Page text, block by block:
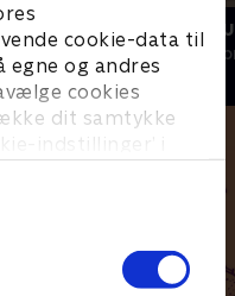
cookie-data til
og andres
cookies
dit samtykke
indstillinger’ i
Mit
Livsstil • 1